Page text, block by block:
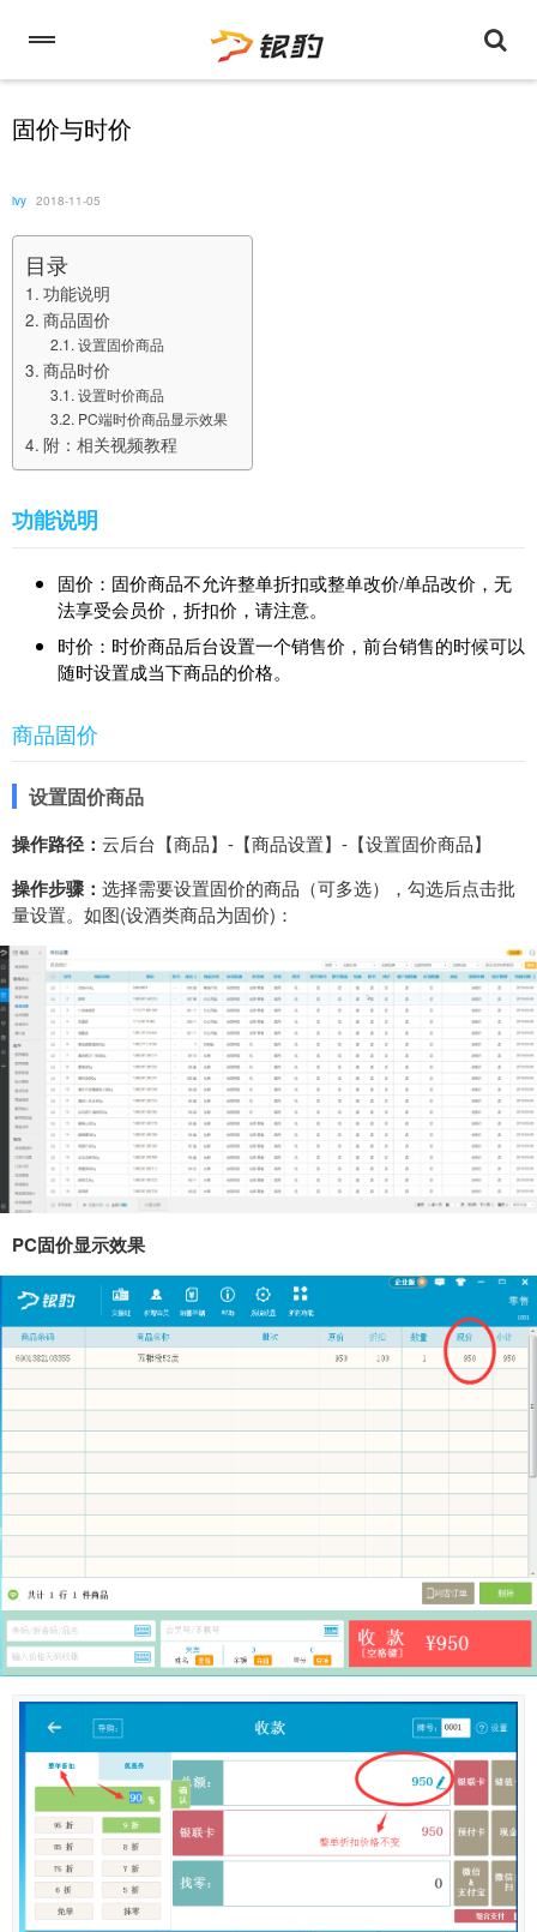
固价与时价
ivy 2018-11-05
目录
功能说明
商品固价
设置固价商品
商品时价
设置时价商品
PC端时价商品显示效果
附：相关视频教程
功能说明
固价：固价商品不允许整单折扣或整单改价/单品改价，无
法享受会员价，折扣价，请注意。
时价：时价商品后台设置一个销售价，前台销售的时候可以
随时设置成当下商品的价格。
商品固价
设置固价商品
操作路径： 云后台【商品】-【商品设置】-【设置固价商品】
操作步骤： 选择需要设置固价的商品（可多选），勾选后点击批
量设置。如图(设酒类商品为固价)：
PC固价显示效果